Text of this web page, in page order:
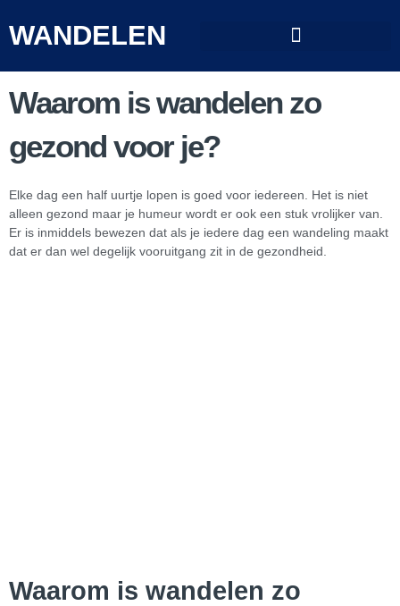
to
content
WANDELEN
Waarom is wandelen zo
gezond voor je?
Elke dag een half uurtje lopen is goed voor iedereen. Het is niet
alleen gezond maar je humeur wordt er ook een stuk vrolijker van.
Er is inmiddels bewezen dat als je iedere dag een wandeling maakt
dat er dan wel degelijk vooruitgang zit in de gezondheid.
Waarom is wandelen zo